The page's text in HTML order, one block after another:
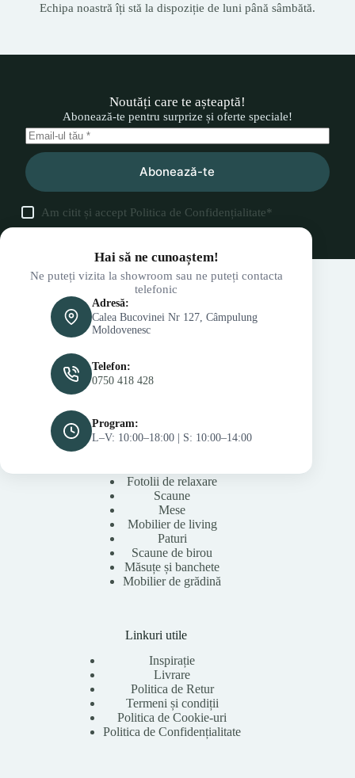
Echipa noastră îți stă la dispoziție de luni până sâmbătă.
Noutăți care te așteaptă!
Abonează-te pentru surprize și oferte speciale!
Abonează-te
Am citit și accept Politica de Confidențialitate*
Hai să ne cunoaștem!
Ne puteți vizita la showroom sau ne puteți contacta
telefonic
Adresă:
Calea Bucovinei Nr 127, Câmpulung
Moldovenesc
Telefon:
0750 418 428
Program:
L–V: 10:00–18:00 | S: 10:00–14:00
Fotolii de relaxare
Scaune
Mese
Mobilier de living
Paturi
Scaune de birou
Măsuțe și banchete
Mobilier de grădină
Linkuri utile
Inspirație
Livrare
Politica de Retur
Termeni și condiții
Politica de Cookie-uri
Politica de Confidențialitate